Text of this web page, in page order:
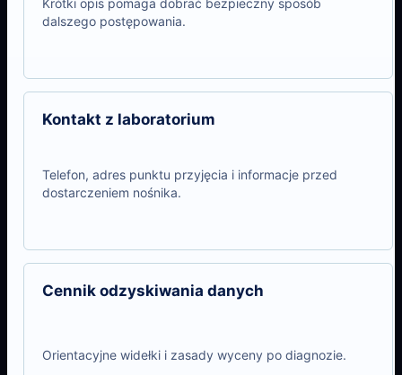
Krótki opis pomaga dobrać bezpieczny sposób
dalszego postępowania.
Kontakt z laboratorium
Telefon, adres punktu przyjęcia i informacje przed
dostarczeniem nośnika.
Cennik odzyskiwania danych
Orientacyjne widełki i zasady wyceny po diagnozie.